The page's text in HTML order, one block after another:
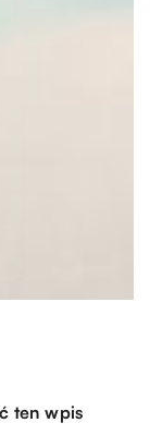
ten wpis